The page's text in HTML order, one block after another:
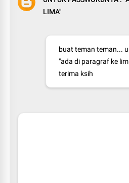
LIMA"
buat teman teman...
"ada di paragraf ke
terima ksih